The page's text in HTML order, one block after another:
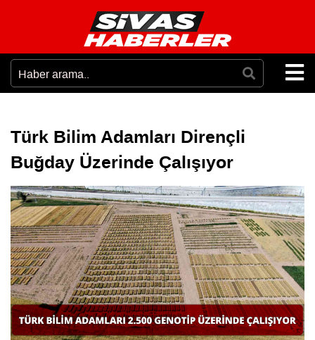
Türk Bilim Adamları Dirençli
Buğday Üzerinde Çalışıyor